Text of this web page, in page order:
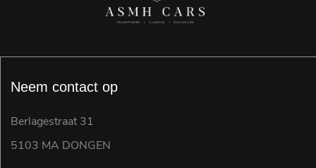
Neem contact op
Berlagestraat 31
5103 MA DONGEN